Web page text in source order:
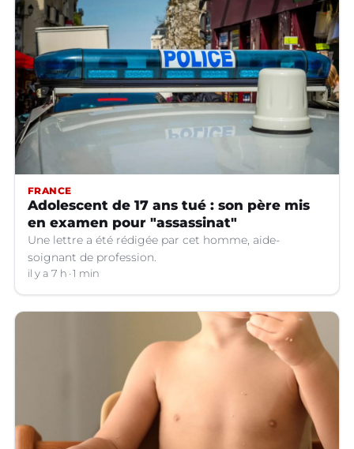
FRANCE
Adolescent de 17 ans tué : son père mis
en examen pour "assassinat"
Une lettre a été rédigée par cet homme, aide-
soignant de profession.
il y a 7 h 1 min